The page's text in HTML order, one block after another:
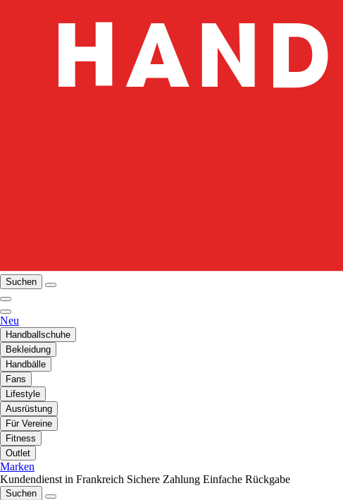
Suchen
Neu
Handballschuhe
Bekleidung
Handbälle
Fans
Lifestyle
Ausrüstung
Für Vereine
Fitness
Outlet
Marken
Kundendienst in Frankreich Sichere Zahlung Einfache Rückgabe
Suchen